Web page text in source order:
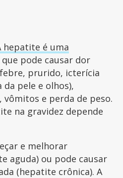
hepatite é uma
que pode causar dor
prurido, icterícia
da pele e olhos),
vômitos e perda de peso.
na gravidez depende
e melhorar
aguda) ou pode causar
(hepatite crônica). A